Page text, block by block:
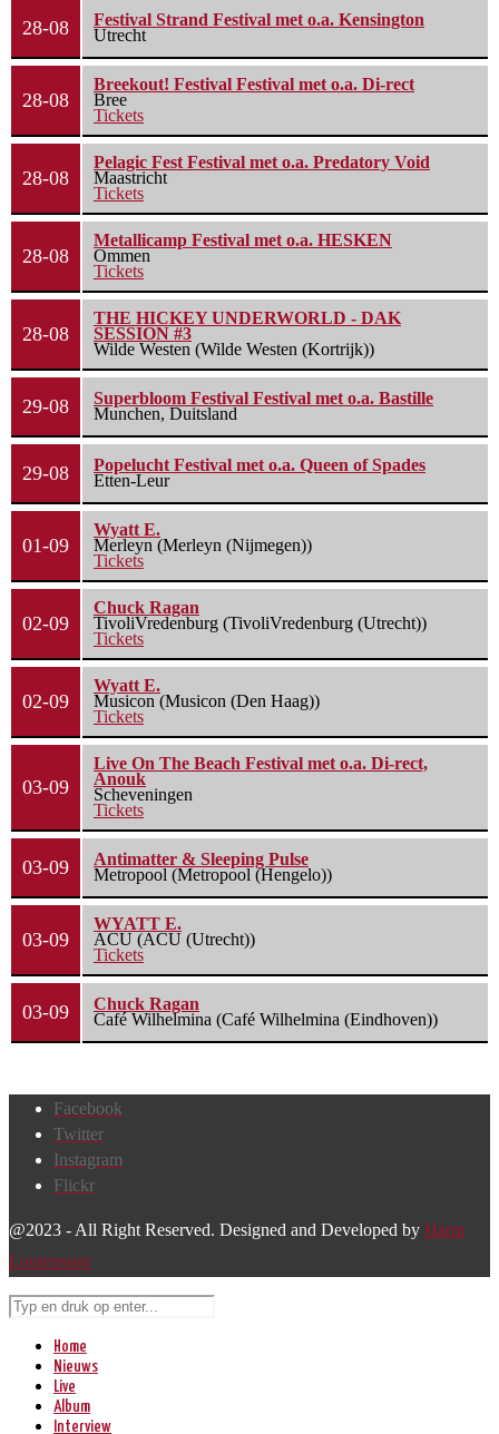
28-08
Festival Strand Festival met o.a. Kensington
Utrecht
28-08
Breekout! Festival Festival met o.a. Di-rect
Bree
Tickets
28-08
Pelagic Fest Festival met o.a. Predatory Void
Maastricht
Tickets
28-08
Metallicamp Festival met o.a. HESKEN
Ommen
Tickets
28-08
THE HICKEY UNDERWORLD - DAK
SESSION #3
Wilde Westen (Wilde Westen (Kortrijk))
29-08
Superbloom Festival Festival met o.a. Bastille
Munchen, Duitsland
29-08
Popelucht Festival met o.a. Queen of Spades
Etten-Leur
01-09
Wyatt E.
Merleyn (Merleyn (Nijmegen))
Tickets
02-09
Chuck Ragan
TivoliVredenburg (TivoliVredenburg (Utrecht))
Tickets
02-09
Wyatt E.
Musicon (Musicon (Den Haag))
Tickets
03-09
Live On The Beach Festival met o.a. Di-rect,
Anouk
Scheveningen
Tickets
03-09
Antimatter & Sleeping Pulse
Metropool (Metropool (Hengelo))
03-09
WYATT E.
ACU (ACU (Utrecht))
Tickets
03-09
Chuck Ragan
Café Wilhelmina (Café Wilhelmina (Eindhoven))
Facebook
Twitter
Instagram
Flickr
@2023 - All Right Reserved. Designed and Developed by Harm
Lourenssen
Home
Nieuws
Live
Album
Interview